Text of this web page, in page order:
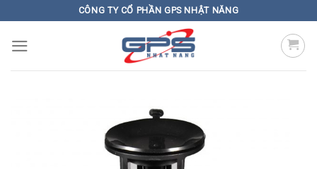
content
CÔNG TY CỔ PHẦN GPS NHẬT NĂNG